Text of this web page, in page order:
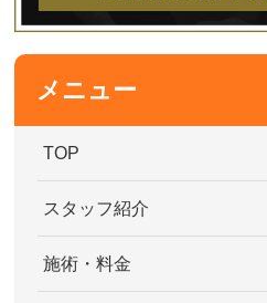
メニュー
TOP
スタッフ紹介
施術・料金